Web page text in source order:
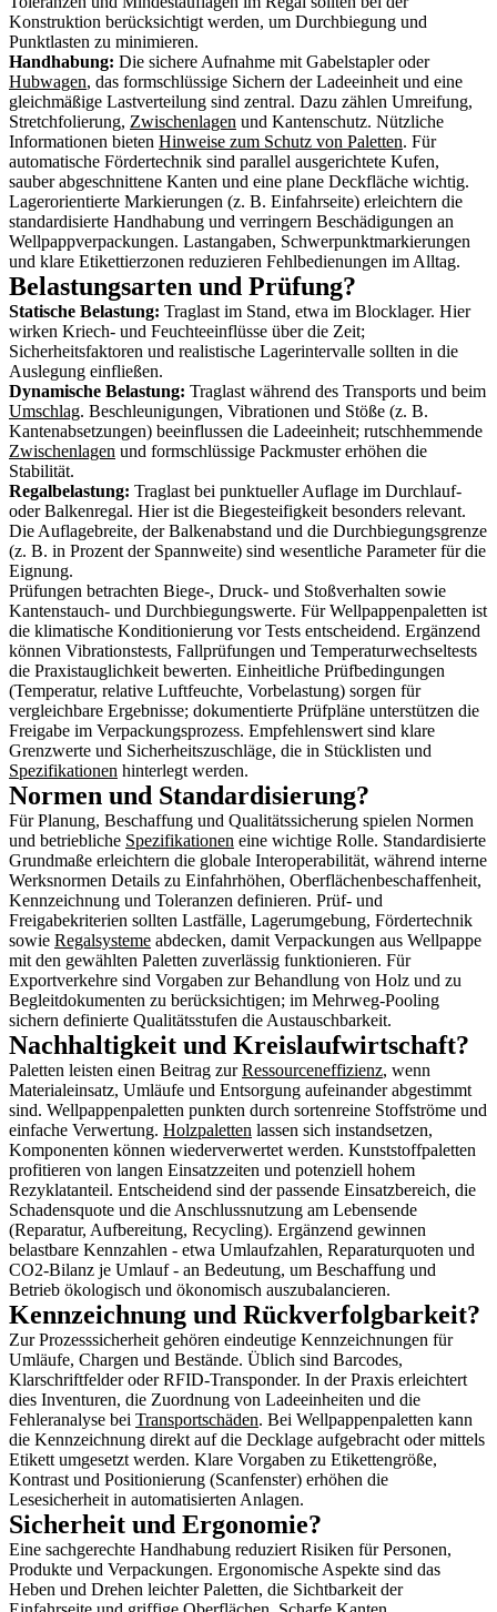
Konstruktion berücksichtigt werden, um Durchbiegung und
Punktlasten zu minimieren.
Handhabung: Die sichere Aufnahme mit Gabelstapler oder
Hubwagen, das formschlüssige Sichern der Ladeeinheit und eine
gleichmäßige Lastverteilung sind zentral. Dazu zählen Umreifung,
Stretchfolierung, Zwischenlagen und Kantenschutz. Nützliche
Informationen bieten Hinweise zum Schutz von Paletten. Für
automatische Fördertechnik sind parallel ausgerichtete Kufen,
sauber abgeschnittene Kanten und eine plane Deckfläche wichtig.
Lagerorientierte Markierungen (z. B. Einfahrseite) erleichtern die
standardisierte Handhabung und verringern Beschädigungen an
Wellpappverpackungen. Lastangaben, Schwerpunktmarkierungen
und klare Etikettierzonen reduzieren Fehlbedienungen im Alltag.
Belastungsarten und Prüfung?
Statische Belastung: Traglast im Stand, etwa im Blocklager. Hier
wirken Kriech- und Feuchteeinflüsse über die Zeit;
Sicherheitsfaktoren und realistische Lagerintervalle sollten in die
Auslegung einfließen.
Dynamische Belastung: Traglast während des Transports und beim
Umschlag. Beschleunigungen, Vibrationen und Stöße (z. B.
Kantenabsetzungen) beeinflussen die Ladeeinheit; rutschhemmende
Zwischenlagen und formschlüssige Packmuster erhöhen die
Stabilität.
Regalbelastung: Traglast bei punktueller Auflage im Durchlauf-
oder Balkenregal. Hier ist die Biegesteifigkeit besonders relevant.
Die Auflagebreite, der Balkenabstand und die Durchbiegungsgrenze
(z. B. in Prozent der Spannweite) sind wesentliche Parameter für die
Eignung.
Prüfungen betrachten Biege-, Druck- und Stoßverhalten sowie
Kantenstauch- und Durchbiegungswerte. Für Wellpappenpaletten ist
die klimatische Konditionierung vor Tests entscheidend. Ergänzend
können Vibrationstests, Fallprüfungen und Temperaturwechseltests
die Praxistauglichkeit bewerten. Einheitliche Prüfbedingungen
(Temperatur, relative Luftfeuchte, Vorbelastung) sorgen für
vergleichbare Ergebnisse; dokumentierte Prüfpläne unterstützen die
Freigabe im Verpackungsprozess. Empfehlenswert sind klare
Grenzwerte und Sicherheitszuschläge, die in Stücklisten und
Spezifikationen hinterlegt werden.
Normen und Standardisierung?
Für Planung, Beschaffung und Qualitätssicherung spielen Normen
und betriebliche Spezifikationen eine wichtige Rolle. Standardisierte
Grundmaße erleichtern die globale Interoperabilität, während interne
Werksnormen Details zu Einfahrhöhen, Oberflächenbeschaffenheit,
Kennzeichnung und Toleranzen definieren. Prüf- und
Freigabekriterien sollten Lastfälle, Lagerumgebung, Fördertechnik
sowie Regalsysteme abdecken, damit Verpackungen aus Wellpappe
mit den gewählten Paletten zuverlässig funktionieren. Für
Exportverkehre sind Vorgaben zur Behandlung von Holz und zu
Begleitdokumenten zu berücksichtigen; im Mehrweg-Pooling
sichern definierte Qualitätsstufen die Austauschbarkeit.
Nachhaltigkeit und Kreislaufwirtschaft?
Paletten leisten einen Beitrag zurRessourceneffizienz, wenn
Materialeinsatz, Umläufe und Entsorgung aufeinander abgestimmt
sind. Wellpappenpaletten punkten durch sortenreine Stoffströme und
einfache Verwertung. Holzpaletten lassen sich instandsetzen,
Komponenten können wiederverwertet werden. Kunststoffpaletten
profitieren von langen Einsatzzeiten und potenziell hohem
Rezyklatanteil. Entscheidend sind der passende Einsatzbereich, die
Schadensquote und die Anschlussnutzung am Lebensende
(Reparatur, Aufbereitung, Recycling). Ergänzend gewinnen
belastbare Kennzahlen - etwa Umlaufzahlen, Reparaturquoten und
CO2-Bilanz je Umlauf - an Bedeutung, um Beschaffung und
Betrieb ökologisch und ökonomisch auszubalancieren.
Kennzeichnung und Rückverfolgbarkeit?
Zur Prozesssicherheit gehören eindeutige Kennzeichnungen für
Umläufe, Chargen und Bestände. Üblich sind Barcodes,
Klarschriftfelder oder RFID-Transponder. In der Praxis erleichtert
dies Inventuren, die Zuordnung von Ladeeinheiten und die
Fehleranalyse bei Transportschäden. Bei Wellpappenpaletten kann
die Kennzeichnung direkt auf die Decklage aufgebracht oder mittels
Etikett umgesetzt werden. Klare Vorgaben zu Etikettengröße,
Kontrast und Positionierung (Scanfenster) erhöhen die
Lesesicherheit in automatisierten Anlagen.
Sicherheit und Ergonomie?
Eine sachgerechte Handhabung reduziert Risiken für Personen,
Produkte und Verpackungen. Ergonomische Aspekte sind das
Heben und Drehen leichter Paletten, die Sichtbarkeit der